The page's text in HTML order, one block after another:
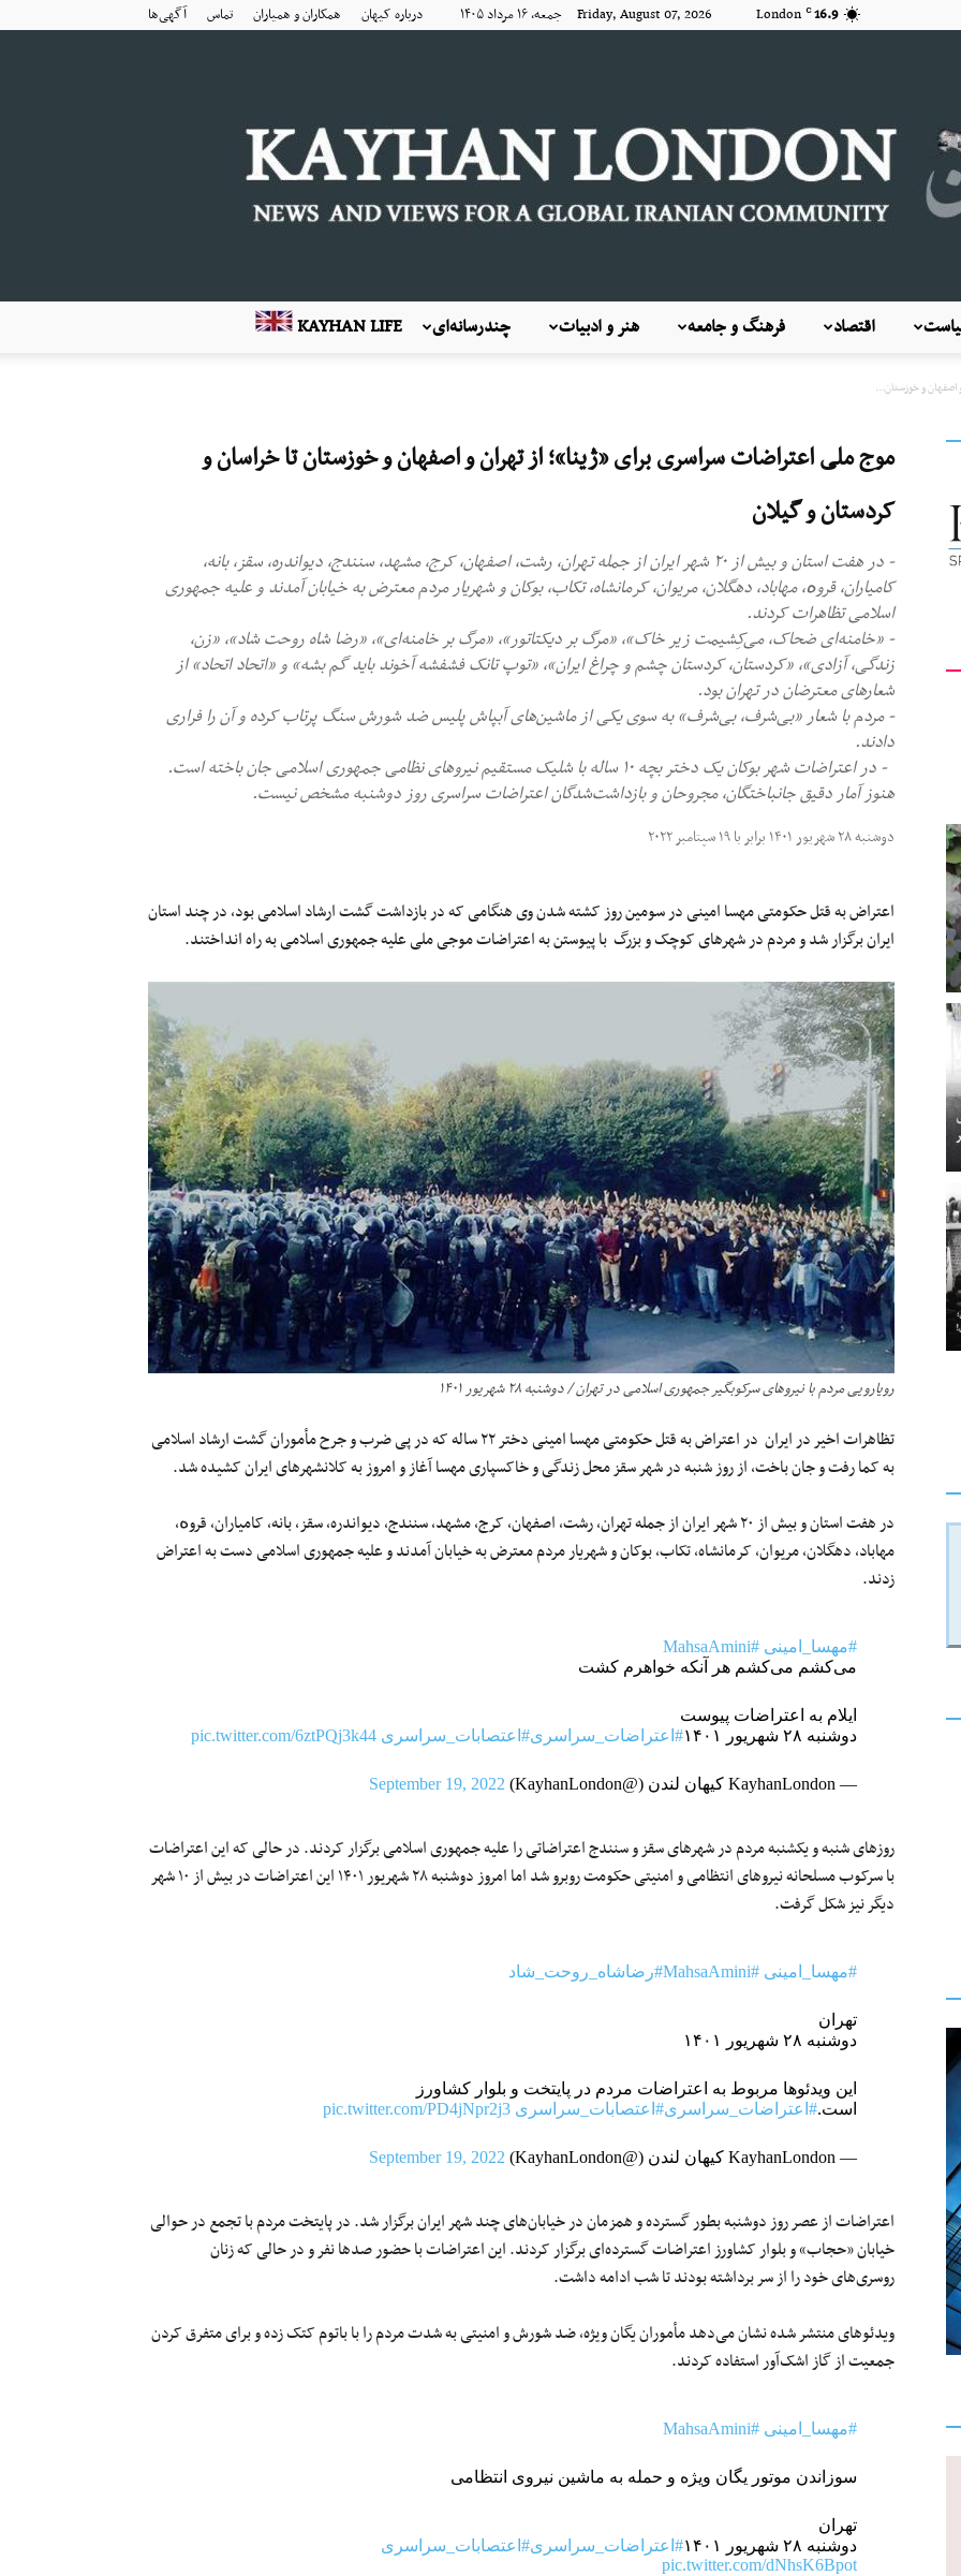
16.9
C
London Friday, August 07, 2026 جمعه, ۱۶ مرداد ۱۴۰۵ درباره کیهان همکاران و همیاران تماس آگهی‌ها
لندن
KAYHAN LIFE چندرسانه‌ای هنر و ادبیات فرهنگ و جامعه اقتصاد
اصفهان و خوزستان...
موج ملی اعتراضات سراسری برای «ژینا»؛ از تهران و اصفهان و خوزستان تا خراسان و
کردستان و گیلان
- در هفت استان و بیش از ۲۰ شهر ایران از جمله تهران، رشت، اصفهان، کرج، مشهد، سنندج، دیواندره، سقز، بانه،
کامیاران، قروە، مهاباد، دهگلان، مریوان، کرمانشاه، تکاب، بوکان و شهریار مردم معترض به خیابان آمدند و علیه جمهوری
اسلامی تظاهرات کردند.
- «خامنه‌ای ضحاک، می‌کِشیمت زیر خاک»، «مرگ بر دیکتاتور»، «مرگ بر خامنه‌ای»، «‌رضا شاه روحت شاد»، «زن،
زندگی، آزادی»، «کردستان، کردستان چشم و چراغ ایران»، «توپ تانک فشفشه آخوند باید گم بشه» و «اتحاد اتحاد» از
شعار‌های معترضان در تهران بود.
- مردم با شعار «بی‌شرف، بی‌شرف» به سوی یکی از ماشین‌های آبپاش پلیس ضد شورش سنگ پرتاب کرده و آن را فراری
دادند.
- در اعتراضات شهر بوکان یک دختر بچه ۱۰ ساله با شلیک مستقیم نیروهای نظامی جمهوری اسلامی جان باخته است.
هنوز آمار دقیق جانباختگان، مجروحان و بازداشت‌شدگان اعتراضات سراسری روز دوشنبه مشخص نیست.
دوشنبه ۲۸ شهریور ۱۴۰۱ برابر با ۱۹ سپتامبر ۲۰۲۲
اعتراض به قتل حکومتی مهسا امینی در سومین روز کشته شدن وی هنگامی که در بازداشت گشت ارشاد اسلامی بود، در چند استان
ایران برگزار شد و مردم در شهرهای کوچک و بزرگ با پیوستن به اعتراضات موجی ملی علیه جمهوری اسلامی به راه انداختند.
رویارویی مردم با نیروهای سرکوبگیر جمهوری اسلامی در تهران / دوشنبه ۲۸ شهریور ۱۴۰۱
تظاهرات اخیر در ایران در اعتراض به قتل حکومتی مهسا امینی دختر ۲۲ ساله که در پی ضرب و جرح مأموران گشت ارشاد اسلامی
به کما رفت و جان باخت، از روز شنبه در شهر سقز محل زندگی و خاکسپاری مهسا آغاز و امروز به کلانشهرهای ایران کشیده شد.
در هفت استان و بیش از ۲۰ شهر ایران از جمله تهران، رشت، اصفهان، کرج، مشهد، سنندج، دیواندره، سقز، بانه، کامیاران، قروە،
مهاباد، دهگلان، مریوان، کرمانشاه، تکاب، بوکان و شهریار مردم معترض به خیابان آمدند و علیه جمهوری اسلامی دست به اعتراض
زدند.
#مهسا_امینی #MahsaAmini
می‌کشم می‌کشم هر آنکه خواهرم کشت
ایلام به اعتراضات پیوست
دوشنبه ۲۸ شهریور ۱۴۰۱
#اعتراضات_سراسری#اعتصابات_سراسری pic.twitter.com/6ztPQj3k44
— KayhanLondon کیهان لندن (@KayhanLondon) September 19, 2022
روزهای شنبه و یکشنبه مردم در شهرهای سقز و سنندج اعتراضاتی را علیه جمهوری اسلامی برگزار کردند. در حالی که این اعتراضات
با سرکوب مسلحانه نیروهای انتظامی و امنیتی حکومت روبرو شد اما امروز دوشنبه ۲۸ شهریور ۱۴۰۱ این اعتراضات در بیش از ۱۰ شهر
دیگر نیز شکل گرفت.
#مهسا_امینی #MahsaAmini #رضاشاه_روحت_شاد
تهران
دوشنبه ۲۸ شهریور ۱۴۰۱
این ویدئوها مربوط به اعتراضات مردم در پایتخت و بلوار کشاورز
است.#اعتراضات_سراسری#اعتصابات_سراسری pic.twitter.com/PD4jNpr2j3
— KayhanLondon کیهان لندن (@KayhanLondon) September 19, 2022
اعتراضات از عصر روز دوشنبه بطور گسترده‌ و همزمان در خیابان‌های چند شهر ایران برگزار شد. در پایتخت مردم با تجمع در حوالی
خیابان «حجاب» و بلوار کشاورز اعتراضات گسترده‌ای برگزار کردند. این اعتراضات با حضور صدها نفر و در حالی که زنان
روسری‌های خود را از سر برداشته بودند تا شب ادامه داشت.
ویدئوهای منتشر شده نشان می‌دهد مأموران یگان ویژه، ضد شورش و امنیتی به شدت مردم را با باتوم کتک زده و برای متفرق کردن
جمعیت از گاز اشک‌آور استفاده کردند.
#مهسا_امینی #MahsaAmini
سوزاندن موتور یگان ویژه و حمله به ماشین نیروی انتظامی
تهران
دوشنبه ۲۸ شهریور ۱۴۰۱
#اعتراضات_سراسری#اعتصابات_سراسری
pic.twitter.com/dNhsK6Bpot